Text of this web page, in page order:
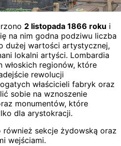
2 listopada 1866 roku i
na nim godna podziwu liczba
dużej wartości artystycznej,
lokalni artyści. Lombardia
włoskich regionów, które
rewolucji
właścicieli fabryk oraz
sobie na wznoszenie
monumentów, które
dla arystokracji.
sekcje żydowską oraz
wejściami.